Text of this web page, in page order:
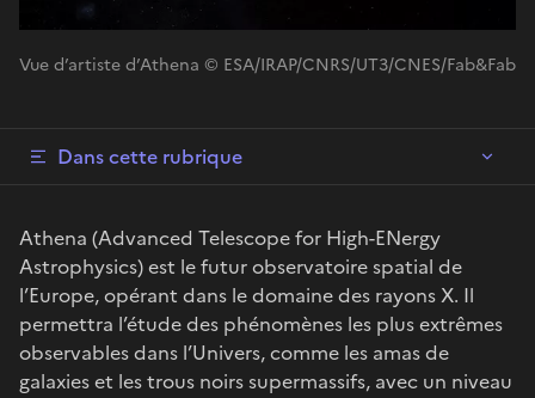
Vue d’artiste d’Athena © ESA/IRAP/CNRS/UT3/CNES/Fab&Fab
Dans cette rubrique
Athena (Advanced Telescope for High-ENergy
Astrophysics) est le futur observatoire spatial de
l’Europe, opérant dans le domaine des rayons X. Il
permettra l’étude des phénomènes les plus extrêmes
observables dans l’Univers, comme les amas de
galaxies et les trous noirs supermassifs, avec un niveau